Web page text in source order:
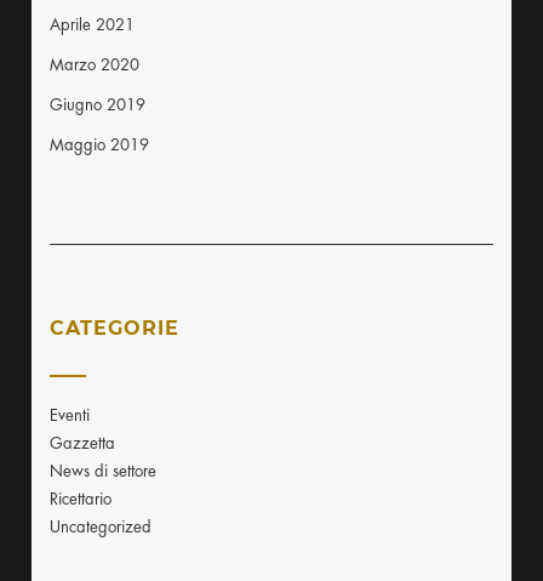
Aprile 2021
Marzo 2020
Giugno 2019
Maggio 2019
CATEGORIE
Eventi
Gazzetta
News di settore
Ricettario
Uncategorized